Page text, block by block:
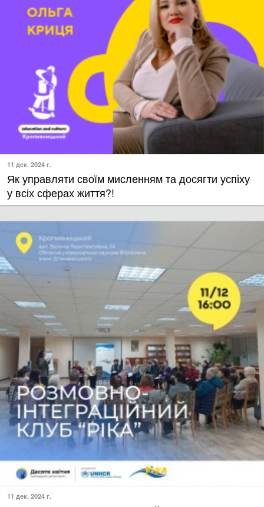
11 дек. 2024 г.
​Як управляти своїм мисленням та досягти успіху
у всіх сферах життя?!
11 дек. 2024 г.